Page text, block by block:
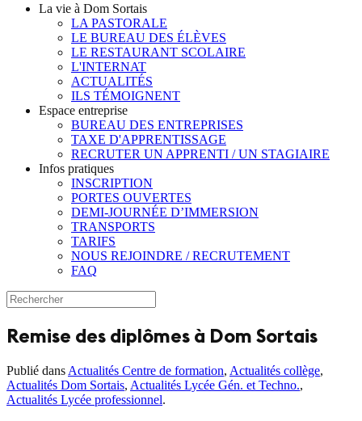
La vie à Dom Sortais
LA PASTORALE
LE BUREAU DES ÉLÈVES
LE RESTAURANT SCOLAIRE
L'INTERNAT
ACTUALITÉS
ILS TÉMOIGNENT
Espace entreprise
BUREAU DES ENTREPRISES
TAXE D'APPRENTISSAGE
RECRUTER UN APPRENTI / UN STAGIAIRE
Infos pratiques
INSCRIPTION
PORTES OUVERTES
DEMI-JOURNÉE D’IMMERSION
TRANSPORTS
TARIFS
NOUS REJOINDRE / RECRUTEMENT
FAQ
Remise des diplômes à Dom Sortais
Publié dans Actualités Centre de formation, Actualités collège,
Actualités Dom Sortais, Actualités Lycée Gén. et Techno.,
Actualités Lycée professionnel.